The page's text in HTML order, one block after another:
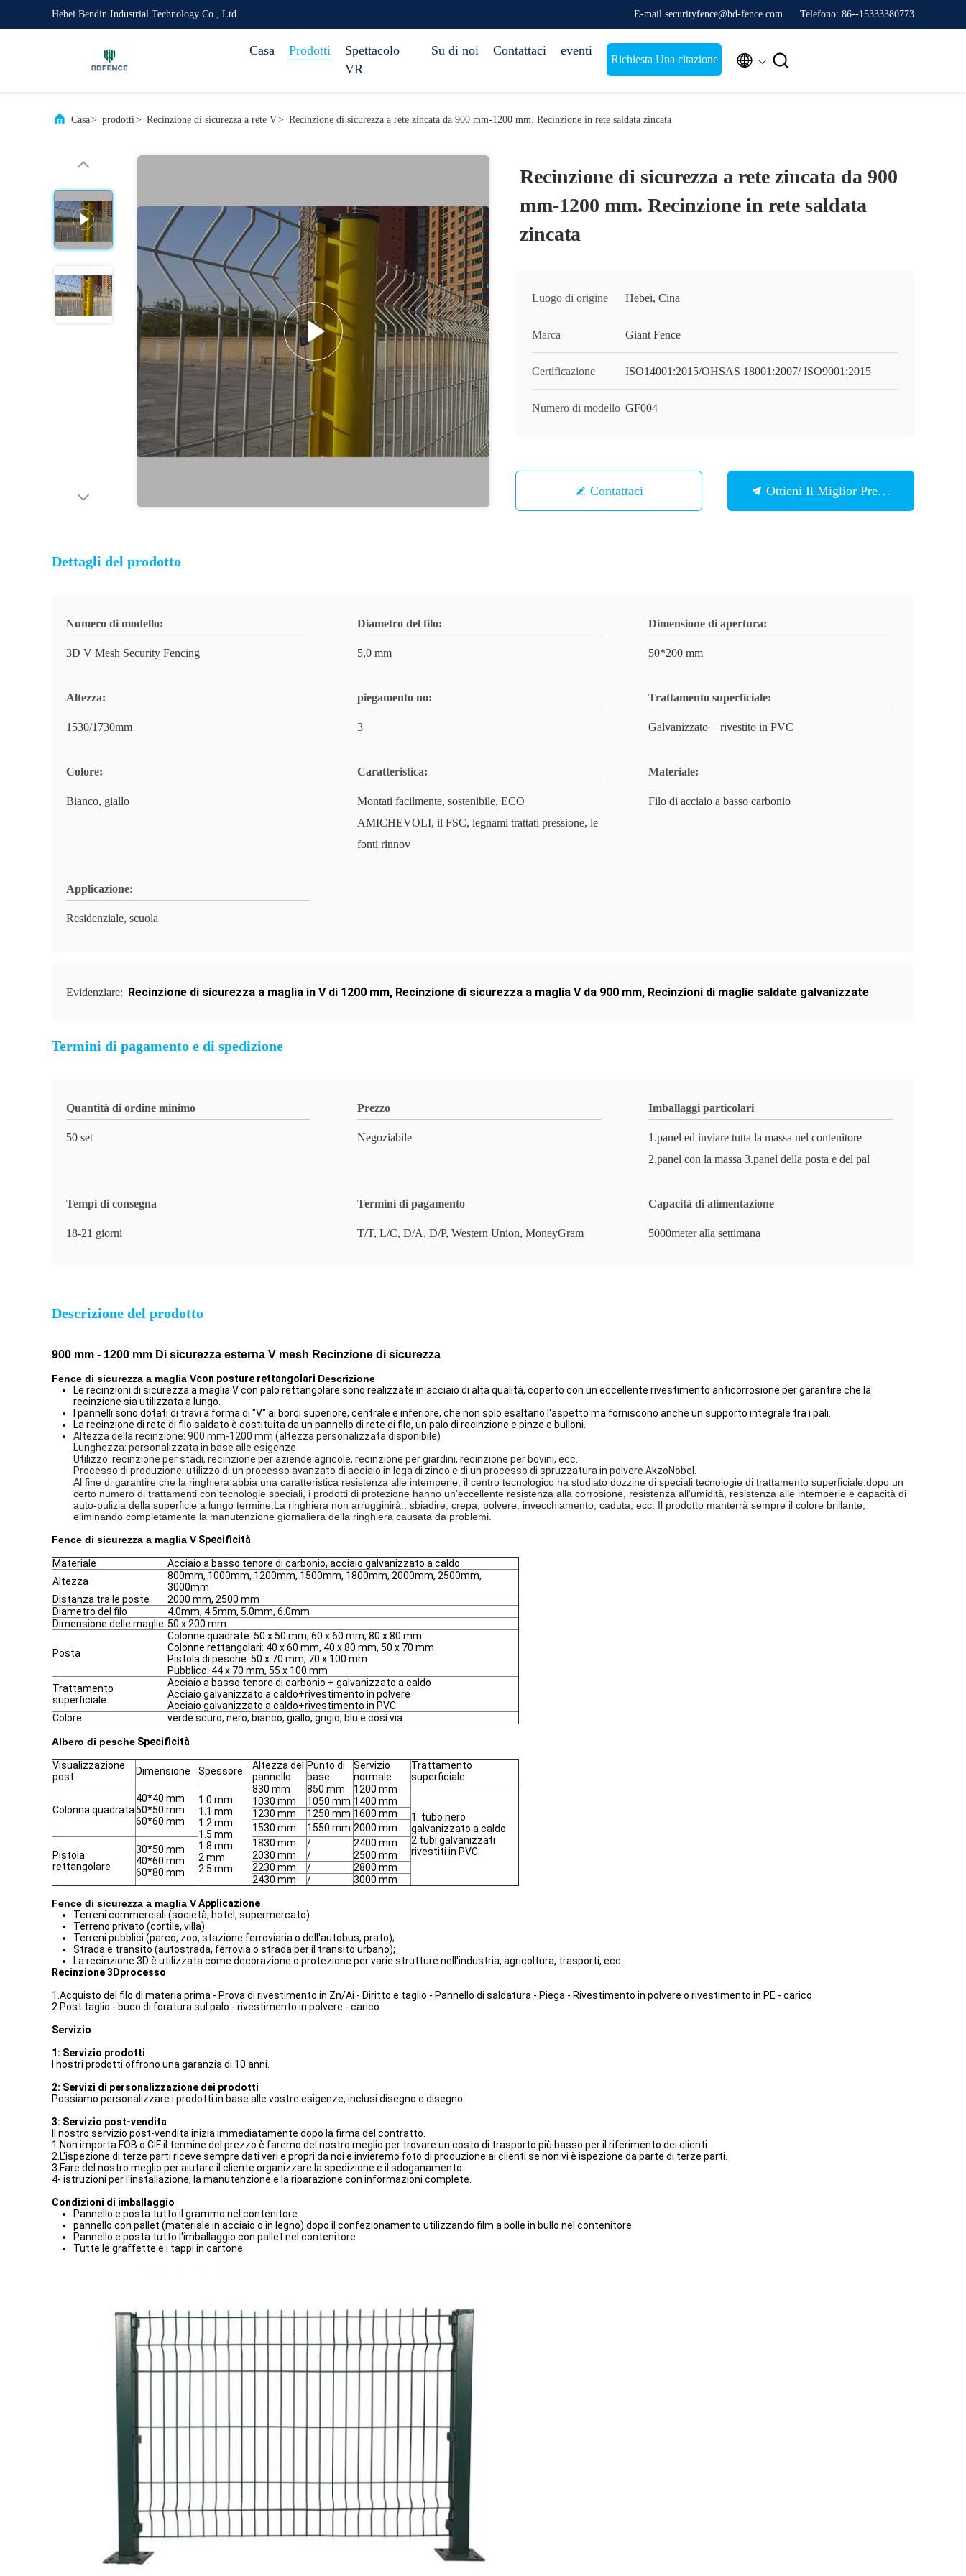
Hebei Bendin Industrial Technology Co., Ltd. E-mail securityfence@bd-fence.com Telefono: 86--15333380773
Casa Prodotti
Spettacolo
VR
Su di noi Contattaci eventi
Richiesta Una citazione  
Casa> prodotti> Recinzione di sicurezza a rete V> Recinzione di sicurezza a rete zincata da 900 mm-1200 mm. Recinzione in rete saldata zincata
Recinzione di sicurezza a rete zincata da 900
mm-1200 mm. Recinzione in rete saldata
zincata
Luogo di origine Hebei, Cina
Marca Giant Fence
Certificazione ISO14001:2015/OHSAS 18001:2007/ ISO9001:2015
Numero di modello GF004
Contattaci Ottieni Il Miglior Prezzo
Dettagli del prodotto
Numero di modello:
3D V Mesh Security Fencing
Diametro del filo:
5,0 mm
Dimensione di apertura:
50*200 mm
Altezza:
1530/1730mm
piegamento no:
3
Trattamento superficiale:
Galvanizzato + rivestito in PVC
Colore:
Bianco, giallo
Caratteristica:
Montati facilmente, sostenibile, ECO
AMICHEVOLI, il FSC, legnami trattati pressione, le
fonti rinnov
Materiale:
Filo di acciaio a basso carbonio
Applicazione:
Residenziale, scuola
Evidenziare: Recinzione di sicurezza a maglia in V di 1200 mm, Recinzione di sicurezza a maglia V da 900 mm, Recinzioni di maglie saldate galvanizzate
Termini di pagamento e di spedizione
Quantità di ordine minimo
50 set
Prezzo
Negoziabile
Imballaggi particolari
1.panel ed inviare tutta la massa nel contenitore
2.panel con la massa 3.panel della posta e del pal
Tempi di consegna
18-21 giorni
Termini di pagamento
T/T, L/C, D/A, D/P, Western Union, MoneyGram
Capacità di alimentazione
5000meter alla settimana
Descrizione del prodotto
900 mm - 1200 mm Di sicurezza esterna V mesh Recinzione di sicurezza
Fence di sicurezza a maglia Vcon posture rettangolari Descrizione
Le recinzioni di sicurezza a maglia V con palo rettangolare sono realizzate in acciaio di alta qualità, coperto con un eccellente rivestimento anticorrosione per garantire che la
recinzione sia utilizzata a lungo.
I pannelli sono dotati di travi a forma di "V" ai bordi superiore, centrale e inferiore, che non solo esaltano l'aspetto ma forniscono anche un supporto integrale tra i pali.
La recinzione di rete di filo saldato è costituita da un pannello di rete di filo, un palo di recinzione e pinze e bulloni.
Altezza della recinzione: 900 mm-1200 mm (altezza personalizzata disponibile)
Lunghezza: personalizzata in base alle esigenze
Utilizzo: recinzione per stadi, recinzione per aziende agricole, recinzione per giardini, recinzione per bovini, ecc.
Processo di produzione: utilizzo di un processo avanzato di acciaio in lega di zinco e di un processo di spruzzatura in polvere AkzoNobel.
Al fine di garantire che la ringhiera abbia una caratteristica resistenza alle intemperie, il centro tecnologico ha studiato dozzine di speciali tecnologie di trattamento superficiale.dopo un
certo numero di trattamenti con tecnologie speciali, i prodotti di protezione hanno un'eccellente resistenza alla corrosione, resistenza all'umidità, resistenza alle intemperie e capacità di
auto-pulizia della superficie a lungo termine.La ringhiera non arrugginirà., sbiadire, crepa, polvere, invecchiamento, caduta, ecc. Il prodotto manterrà sempre il colore brillante,
eliminando completamente la manutenzione giornaliera della ringhiera causata da problemi.
Fence di sicurezza a maglia V Specificità
Materiale
Acciaio a basso tenore di carbonio, acciaio galvanizzato a caldo
Altezza
800mm, 1000mm, 1200mm, 1500mm, 1800mm, 2000mm, 2500mm,
3000mm
Distanza tra le poste
2000 mm, 2500 mm
Diametro del filo
4.0mm, 4.5mm, 5.0mm, 6.0mm
Dimensione delle maglie 50 x 200 mm
Posta
Colonne quadrate: 50 x 50 mm, 60 x 60 mm, 80 x 80 mm
Colonne rettangolari: 40 x 60 mm, 40 x 80 mm, 50 x 70 mm
Pistola di pesche: 50 x 70 mm, 70 x 100 mm
Pubblico: 44 x 70 mm, 55 x 100 mm
Trattamento
superficiale
Acciaio a basso tenore di carbonio + galvanizzato a caldo
Acciaio galvanizzato a caldo+rivestimento in polvere
Acciaio galvanizzato a caldo+rivestimento in PVC
Colore
verde scuro, nero, bianco, giallo, grigio, blu e così via
Albero di pesche Specificità
Visualizzazione
post
Dimensione Spessore
Altezza del
pannello
Punto di
base
Servizio
normale
Trattamento
superficiale
Colonna quadrata
40*40 mm
50*50 mm
60*60 mm
1.0 mm
1.1 mm
1.2 mm
1.5 mm
1.8 mm
2 mm
2.5 mm
830 mm 850 mm 1200 mm
1. tubo nero
galvanizzato a caldo
2.tubi galvanizzati
rivestiti in PVC
1030 mm 1050 mm 1400 mm
1230 mm
1250 mm 1600 mm
1530 mm
1550 mm 2000 mm
Pistola
rettangolare
30*50 mm
40*60 mm
60*80 mm
1830 mm /
2400 mm
2030 mm
/
2500 mm
2230 mm
/
2800 mm
2430 mm
/ 3000 mm
Fence di sicurezza a maglia VApplicazione
Terreni commerciali (società, hotel, supermercato)
Terreno privato (cortile, villa)
Terreni pubblici (parco, zoo, stazione ferroviaria o dell'autobus, prato);
Strada e transito (autostrada, ferrovia o strada per il transito urbano);
La recinzione 3D è utilizzata come decorazione o protezione per varie strutture nell'industria, agricoltura, trasporti, ecc.
Recinzione 3Dprocesso
1.Acquisto del filo di materia prima - Prova di rivestimento in Zn/Ai - Diritto e taglio - Pannello di saldatura - Piega - Rivestimento in polvere o rivestimento in PE - carico
2.Post taglio - buco di foratura sul palo - rivestimento in polvere - carico
Servizio
1: Servizio prodotti
I nostri prodotti offrono una garanzia di 10 anni.
2: Servizi di personalizzazione dei prodotti
Possiamo personalizzare i prodotti in base alle vostre esigenze, inclusi disegno e disegno.
3: Servizio post-vendita
Il nostro servizio post-vendita inizia immediatamente dopo la firma del contratto.
1.Non importa FOB o CIF il termine del prezzo è faremo del nostro meglio per trovare un costo di trasporto più basso per il riferimento dei clienti.
2.L'ispezione di terze parti riceve sempre dati veri e propri da noi e invieremo foto di produzione ai clienti se non vi è ispezione da parte di terze parti.
3.Fare del nostro meglio per aiutare il cliente organizzare la spedizione e il sdoganamento.
4- istruzioni per l'installazione, la manutenzione e la riparazione con informazioni complete.
Condizioni di imballaggio
Pannello e posta tutto il grammo nel contenitore
pannello con pallet (materiale in acciaio o in legno) dopo il confezionamento utilizzando film a bolle in bullo nel contenitore
Pannello e posta tutto l'imballaggio con pallet nel contenitore
Tutte le graffette e i tappi in cartone